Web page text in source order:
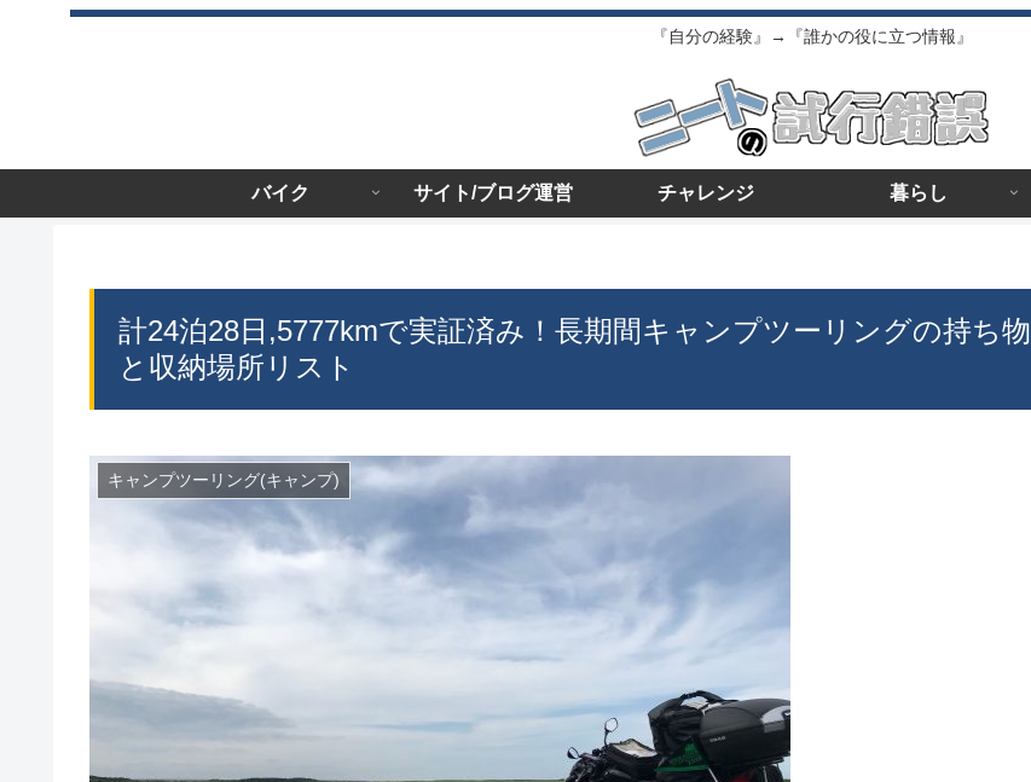
『自分の経験』→『誰かの役に立つ情報』
バイク サイト/ブログ運営 チャレンジ 暮らし
計24泊28日,5777kmで実証済み！長期間キャンプツーリングの持ち物
と収納場所リスト
キャンプツーリング(キャンプ)